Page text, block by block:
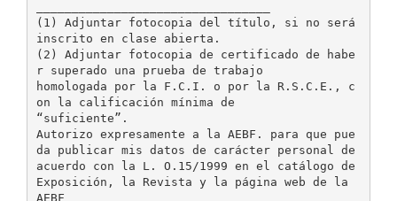
(1) Adjuntar fotocopia del título, si no será
inscrito en clase abierta.
(2) Adjuntar fotocopia de certificado de habe
r superado una prueba de trabajo
homologada por la F.C.I. o por la R.S.C.E., c
on la calificación mínima de
“suficiente”.
Autorizo expresamente a la AEBF. para que pue
da publicar mis datos de carácter personal de
acuerdo con la L. O.15/1999 en el catálogo de
Exposición, la Revista y la página web de la
AEBF